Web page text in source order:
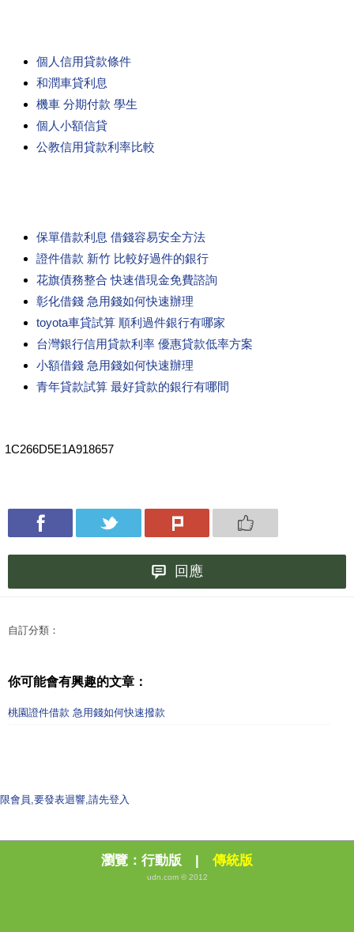
個人信用貸款條件
和潤車貸利息
機車 分期付款 學生
個人小額信貸
公教信用貸款利率比較
保單借款利息 借錢容易安全方法
證件借款 新竹 比較好過件的銀行
花旗債務整合 快速借現金免費諮詢
彰化借錢 急用錢如何快速辦理
toyota車貸試算 順利過件銀行有哪家
台灣銀行信用貸款利率 優惠貸款低率方案
小額借錢 急用錢如何快速辦理
青年貸款試算 最好貸款的銀行有哪間
1C266D5E1A918657
回應
自訂分類：
你可能會有興趣的文章：
桃園證件借款 急用錢如何快速撥款
限會員,要發表迴響,請先登入
瀏覽： 行動版 | 傳統版
udn.com © 2012